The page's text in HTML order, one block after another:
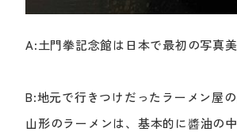
A:土門拳記念館は日本で最初の写真
B:地元で行きつけだったラーメン屋の
山形のラーメンは、基本的に醬油の